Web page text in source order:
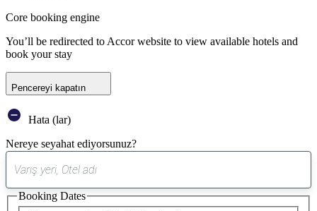
Core booking engine
You’ll be redirected to Accor website to view available hotels and
book your stay
Pencereyi kapatın
Hata (lar)
Nereye seyahat ediyorsunuz?
öneri
bulundu
Booking Dates